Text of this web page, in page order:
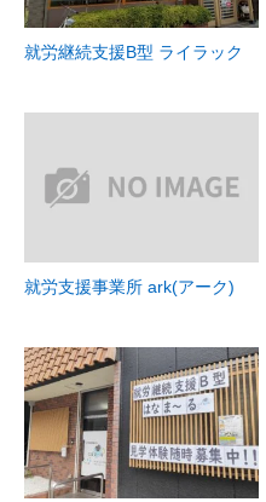
就労継続支援B型 ライラック
就労支援事業所 ark(アーク)